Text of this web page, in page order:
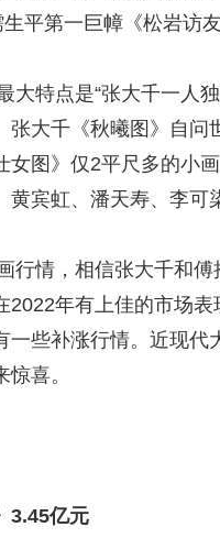
平第一巨幛《松岩访
特点是“张大千一人独
张大千《秋曦图》自
女图》仅2平尺多的小
宾虹、潘天寿、李可
情，相信张大千和傅
2022年有上佳的市场
一些补涨行情。近现
喜。
亿元